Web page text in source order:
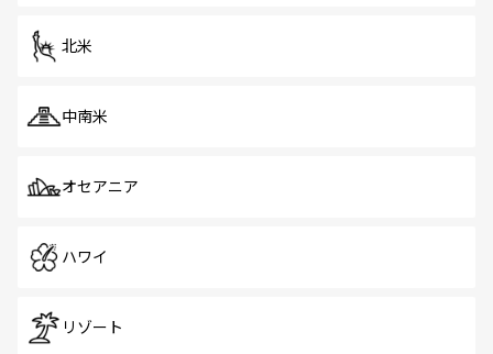
北米
中南米
オセアニア
ハワイ
リゾート